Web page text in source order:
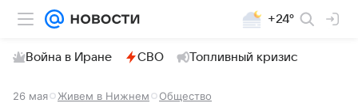
+24°
Война в Иране СВО Топливный кризис
26 мая Живем в Нижнем Общество